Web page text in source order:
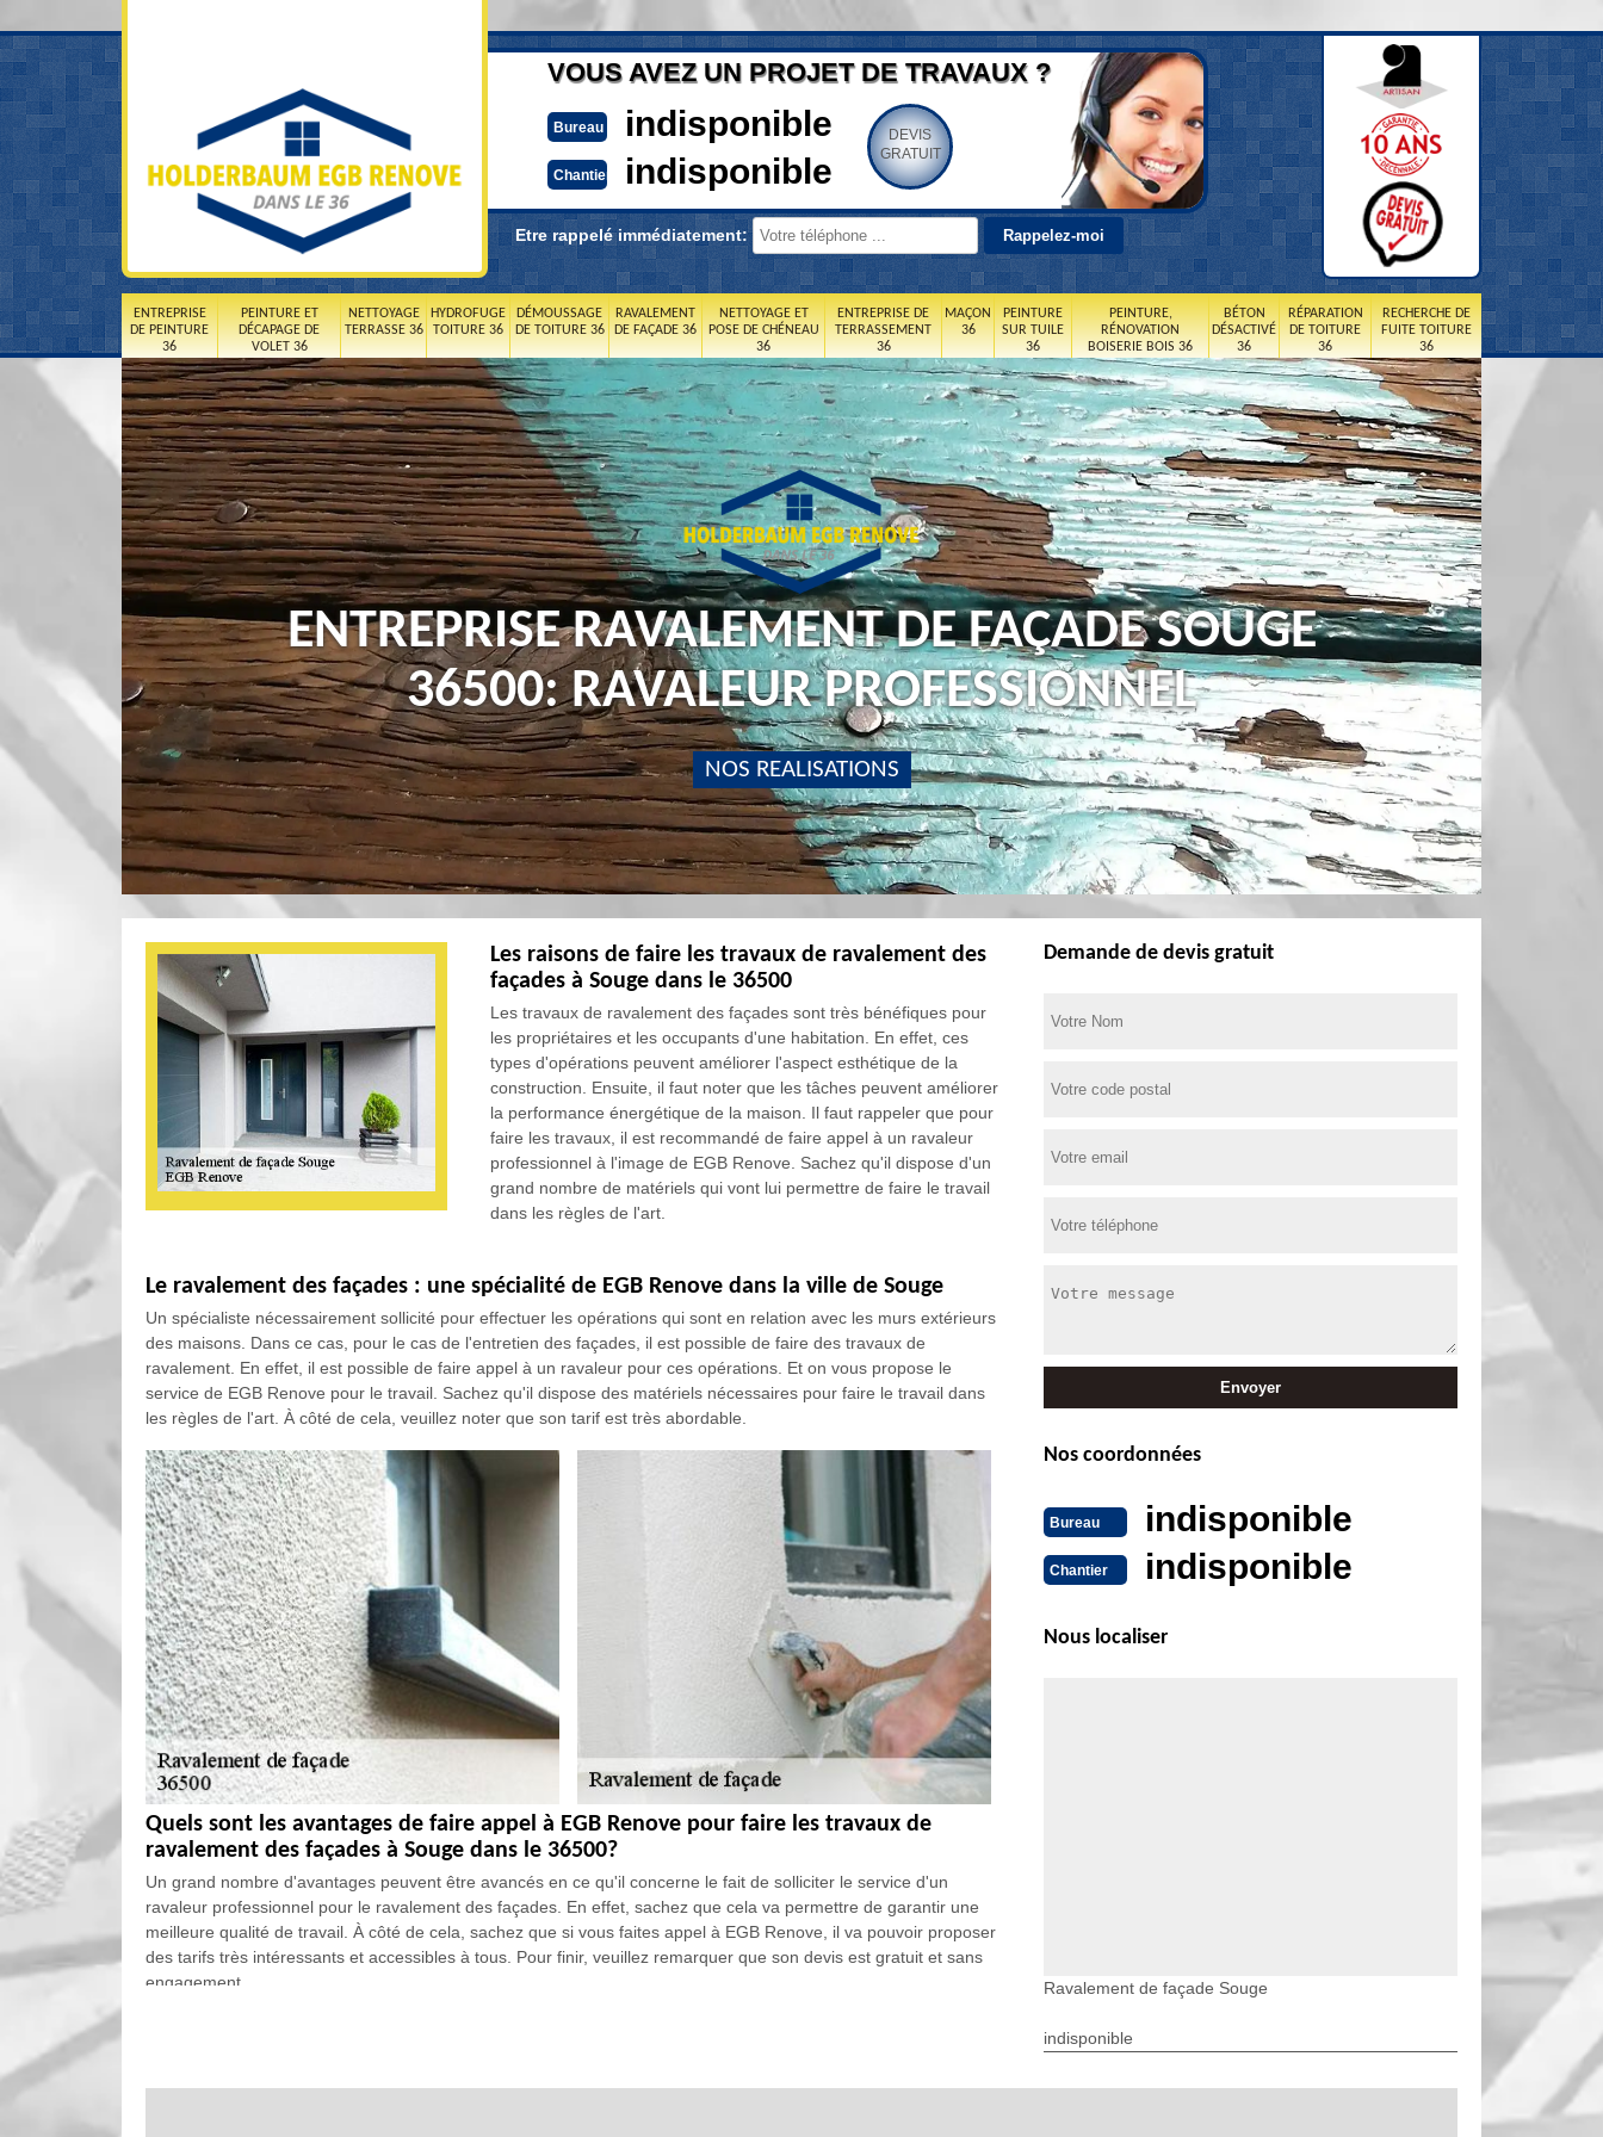
VOUS AVEZ UN PROJET DE TRAVAUX ?
Bureau indisponible
Chantier indisponible
DEVIS
GRATUIT
Etre rappelé immédiatement:
ENTREPRISE
DE PEINTURE
36
PEINTURE ET
DÉCAPAGE DE
VOLET 36
NETTOYAGE
TERRASSE 36
HYDROFUGE
TOITURE 36
DÉMOUSSAGE
DE TOITURE 36
RAVALEMENT
DE FAÇADE 36
NETTOYAGE ET
POSE DE CHÉNEAU
36
ENTREPRISE DE
TERRASSEMENT
36
MAÇON
36
PEINTURE
SUR TUILE
36
PEINTURE,
RÉNOVATION
BOISERIE BOIS 36
BÉTON
DÉSACTIVÉ
36
RÉPARATION
DE TOITURE
36
RECHERCHE DE
FUITE TOITURE
36
ENTREPRISE RAVALEMENT DE FAÇADE SOUGE
36500: RAVALEUR PROFESSIONNEL
NOS REALISATIONS
Les raisons de faire les travaux de ravalement des
façades à Souge dans le 36500
Les travaux de ravalement des façades sont très bénéfiques pour
les propriétaires et les occupants d'une habitation. En effet, ces
types d'opérations peuvent améliorer l'aspect esthétique de la
construction. Ensuite, il faut noter que les tâches peuvent améliorer
la performance énergétique de la maison. Il faut rappeler que pour
faire les travaux, il est recommandé de faire appel à un ravaleur
professionnel à l'image de EGB Renove. Sachez qu'il dispose d'un
grand nombre de matériels qui vont lui permettre de faire le travail
dans les règles de l'art.
Le ravalement des façades : une spécialité de EGB Renove dans la ville de Souge
Un spécialiste nécessairement sollicité pour effectuer les opérations qui sont en relation avec les murs extérieurs
des maisons. Dans ce cas, pour le cas de l'entretien des façades, il est possible de faire des travaux de
ravalement. En effet, il est possible de faire appel à un ravaleur pour ces opérations. Et on vous propose le
service de EGB Renove pour le travail. Sachez qu'il dispose des matériels nécessaires pour faire le travail dans
les règles de l'art. À côté de cela, veuillez noter que son tarif est très abordable.
Quels sont les avantages de faire appel à EGB Renove pour faire les travaux de
ravalement des façades à Souge dans le 36500?
Un grand nombre d'avantages peuvent être avancés en ce qu'il concerne le fait de solliciter le service d'un
ravaleur professionnel pour le ravalement des façades. En effet, sachez que cela va permettre de garantir une
meilleure qualité de travail. À côté de cela, sachez que si vous faites appel à EGB Renove, il va pouvoir proposer
des tarifs très intéressants et accessibles à tous. Pour finir, veuillez remarquer que son devis est gratuit et sans
engagement.
Les façades des maisons font partie des structures qui peuvent permettre aux visiteurs d'avoir un aperçu de toute
Demande de devis gratuit
Nos coordonnées
Bureau indisponible
Chantier indisponible
Nous localiser
Ravalement de façade Souge
indisponible